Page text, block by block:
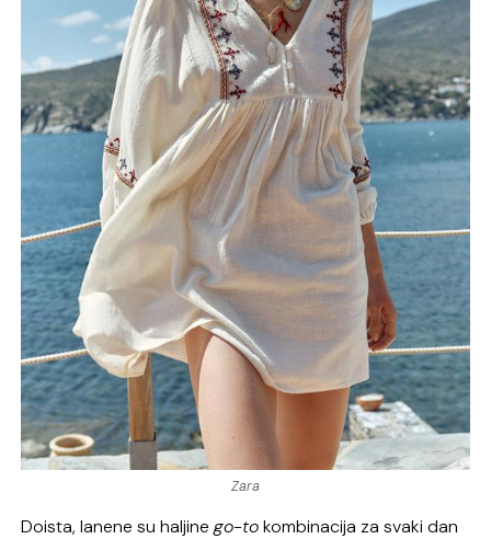
Zara
Doista, lanene su haljinego-tokombinacija za svaki dan